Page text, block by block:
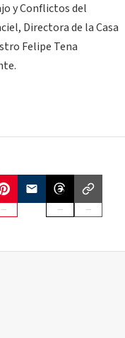
y Conflictos del
Directora de la Casa
Felipe Tena